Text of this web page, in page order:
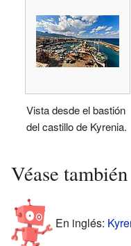
Vista desde el bastión
del castillo de Kyrenia.
Véase también
En inglés: